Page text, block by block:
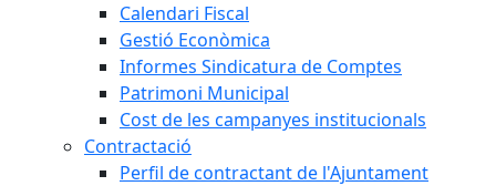
Calendari Fiscal
Gestió Econòmica
Informes Sindicatura de Comptes
Patrimoni Municipal
Cost de les campanyes institucionals
Contractació
Perfil de contractant de l'Ajuntament